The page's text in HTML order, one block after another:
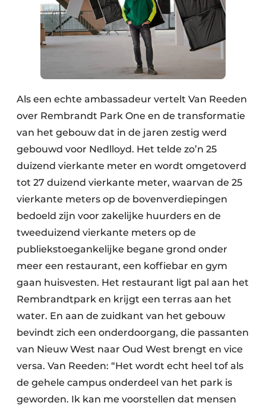
Als een echte ambassadeur vertelt Van Reeden
over Rembrandt Park One en de transformatie
van het gebouw dat in de jaren zestig werd
gebouwd voor Nedlloyd. Het telde zo’n 25
duizend vierkante meter en wordt omgetoverd
tot 27 duizend vierkante meter, waarvan de 25
vierkante meters op de bovenverdiepingen
bedoeld zijn voor zakelijke huurders en de
tweeduizend vierkante meters op de
publiekstoegankelijke begane grond onder
meer een restaurant, een koffiebar en gym
gaan huisvesten. Het restaurant ligt pal aan het
Rembrandtpark en krijgt een terras aan het
water. En aan de zuidkant van het gebouw
bevindt zich een onderdoorgang, die passanten
van Nieuw West naar Oud West brengt en vice
versa. Van Reeden: “Het wordt echt heel tof als
de gehele campus onderdeel van het park is
geworden. Ik kan me voorstellen dat mensen